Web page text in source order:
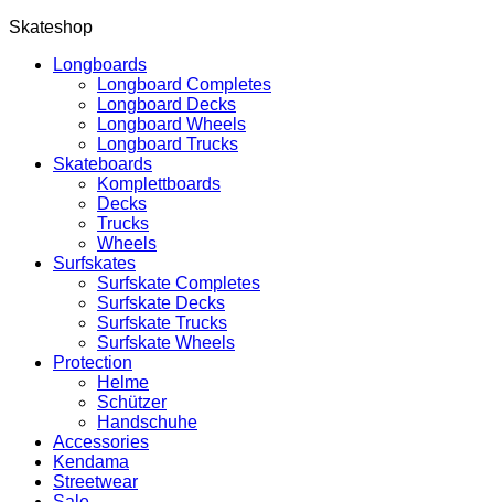
Skateshop
Longboards
Longboard Completes
Longboard Decks
Longboard Wheels
Longboard Trucks
Skateboards
Komplettboards
Decks
Trucks
Wheels
Surfskates
Surfskate Completes
Surfskate Decks
Surfskate Trucks
Surfskate Wheels
Protection
Helme
Schützer
Handschuhe
Accessories
Kendama
Streetwear